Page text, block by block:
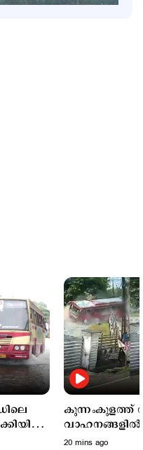
പ്രതിപക്ഷം;
വാക്പോര്
കുന്നംകുളത്ത്
വാഹനങ്ങളിൽ
പേർക്ക് പരുക്ക്
20 mins ago